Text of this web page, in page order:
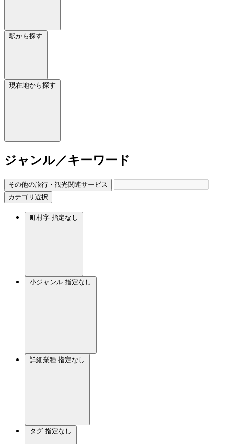
駅から探す
現在地から探す
ジャンル／キーワード
その他の旅行・観光関連サービス
カテゴリ選択
町村字 指定なし
小ジャンル 指定なし
詳細業種 指定なし
タグ 指定なし